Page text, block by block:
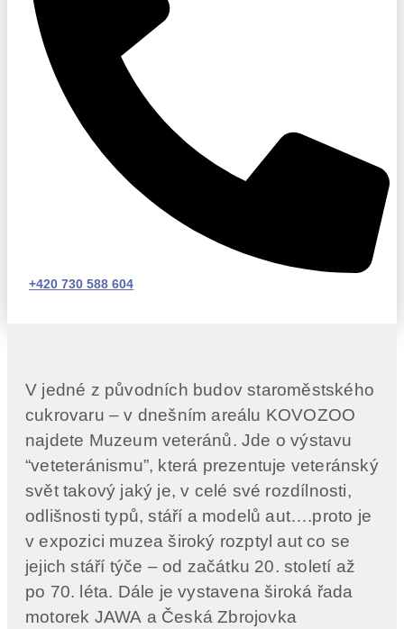
+420 730 588 604
V jedné z původních budov staroměstského
cukrovaru – v dnešním areálu KOVOZOO
najdete Muzeum veteránů. Jde o výstavu
“veteteránismu”, která prezentuje veteránský
svět takový jaký je, v celé své rozdílnosti,
odlišnosti typů, stáří a modelů aut….proto je
v expozici muzea široký rozptyl aut co se
jejich stáří týče – od začátku 20. století až
po 70. léta. Dále je vystavena široká řada
motorek JAWA a Česká Zbrojovka